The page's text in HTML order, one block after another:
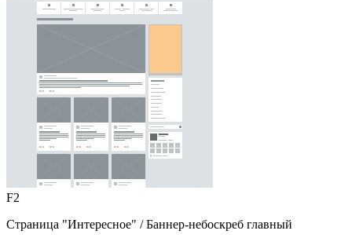
F2
Страница "Интересное" / Баннер-небоскреб главный